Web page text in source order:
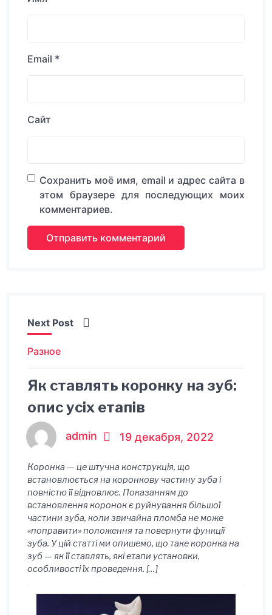
Email *
Сайт
Сохранить моё имя, email и адрес сайта в
этом браузере для последующих моих
комментариев.
Next Post
Разное
Як ставлять коронку на зуб:
опис усіх етапів
admin 19 декабря, 2022
Коронка — це штучна конструкція, що
встановлюється на коронкову частину зуба і
повністю її відновлює. Показанням до
встановлення коронок є руйнування більшої
частини зуба, коли звичайна пломба не може
«поправити» положення та повернути функції
зуба. У цій статті ми опишемо, що таке коронка на
зуб — як її ставлять, які етапи установки,
особливості їх проведення. […]